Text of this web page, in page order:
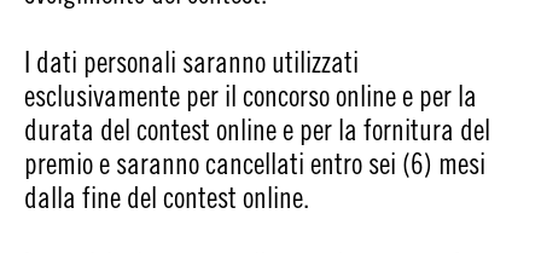
I dati personali saranno utilizzati
esclusivamente per il concorso online e per la
durata del contest online e per la fornitura del
premio e saranno cancellati entro sei (6) mesi
dalla fine del contest online.